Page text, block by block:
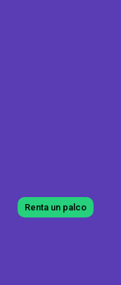
Renta un palco